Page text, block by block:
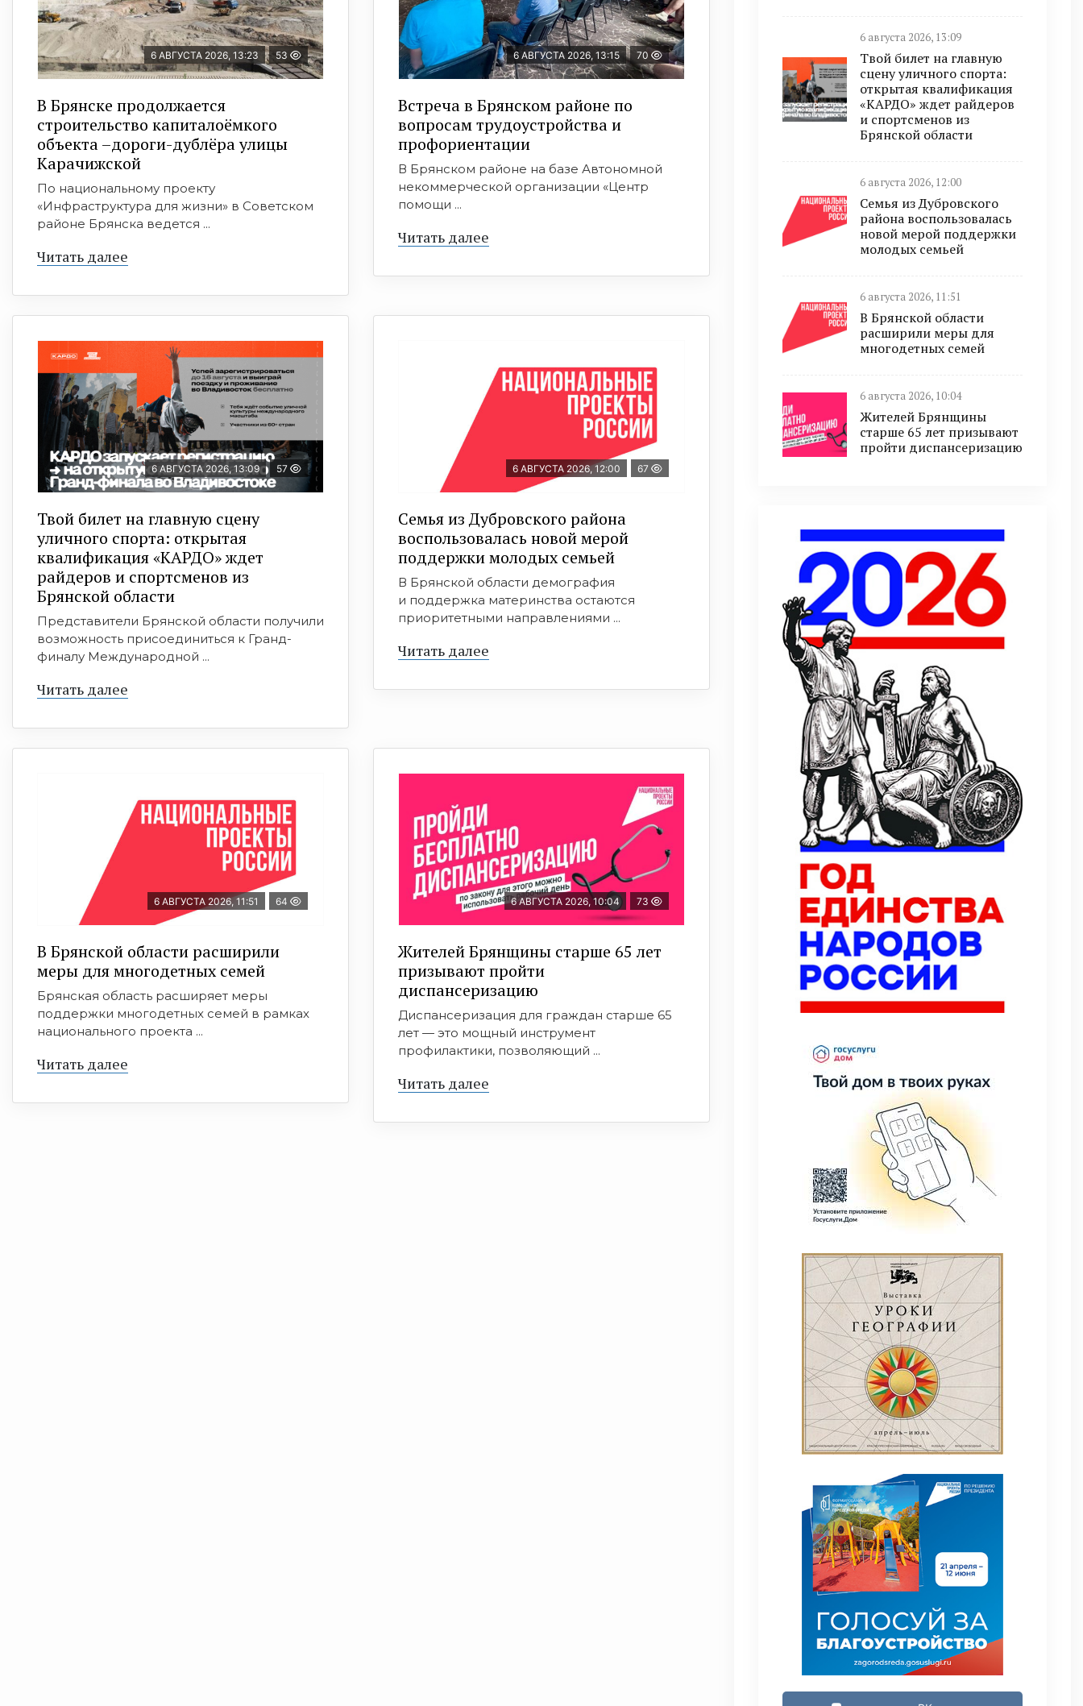
6 АВГУСТА 2026, 13:23 53
В Брянске продолжается
строительство капиталоёмкого
объекта –дороги-дублёра улицы
Карачижской
По национальному проекту
«Инфраструктура для жизни» в Советском
районе Брянска ведется ...
Читать далее
6 АВГУСТА 2026, 13:15 70
Встреча в Брянском районе по
вопросам трудоустройства и
профориентации
В Брянском районе на базе Автономной
некоммерческой организации «Центр
помощи ...
Читать далее
6 АВГУСТА 2026, 13:09 57
Твой билет на главную сцену
уличного спорта: открытая
квалификация «КАРДО» ждет
райдеров и спортсменов из
Брянской области
Представители Брянской области получили
возможность присоединиться к Гранд-
финалу Международной ...
Читать далее
6 АВГУСТА 2026, 12:00 67
Семья из Дубровского района
воспользовалась новой мерой
поддержки молодых семьей
В Брянской области демография
и поддержка материнства остаются
приоритетными направлениями ...
Читать далее
6 АВГУСТА 2026, 11:51 64
В Брянской области расширили
меры для многодетных семей
Брянская область расширяет меры
поддержки многодетных семей в рамках
национального проекта ...
Читать далее
6 АВГУСТА 2026, 10:04 73
Жителей Брянщины старше 65 лет
призывают пройти
диспансеризацию
Диспансеризация для граждан старше 65
лет — это мощный инструмент
профилактики, позволяющий ...
Читать далее
6 августа 2026, 13:09
Твой билет на главную
сцену уличного спорта:
открытая квалификация
«КАРДО» ждет райдеров
и спортсменов из
Брянской области
6 августа 2026, 12:00
Семья из Дубровского
района воспользовалась
новой мерой поддержки
молодых семьей
6 августа 2026, 11:51
В Брянской области
расширили меры для
многодетных семей
6 августа 2026, 10:04
Жителей Брянщины
старше 65 лет призывают
пройти диспансеризацию